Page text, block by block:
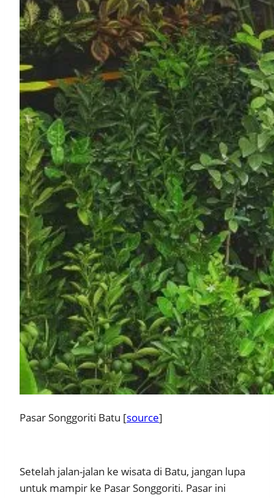
Pasar Songgoriti Batu [source]
Setelah jalan-jalan ke wisata di Batu, jangan lupa
untuk mampir ke Pasar Songgoriti. Pasar ini